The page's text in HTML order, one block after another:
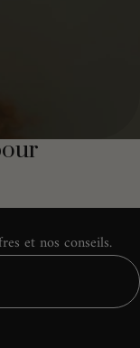
et nos conseils.